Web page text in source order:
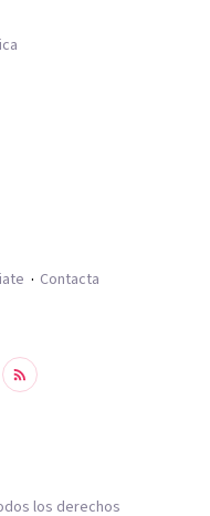
Contacta
los derechos